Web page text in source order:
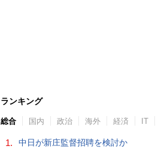
ランキング
総合 国内 政治 海外 経済 IT
1. 中日が新庄監督招聘を検討か